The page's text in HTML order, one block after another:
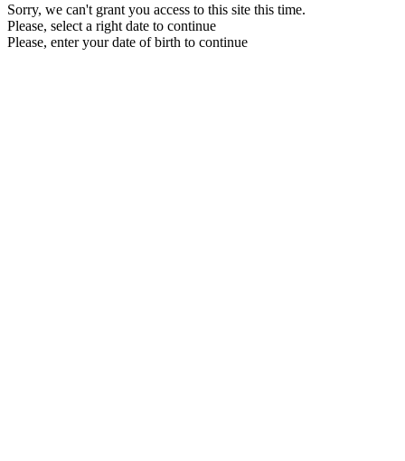
Sorry, we can't grant you access to this site this time.
Please, select a right date to continue
Please, enter your date of birth to continue